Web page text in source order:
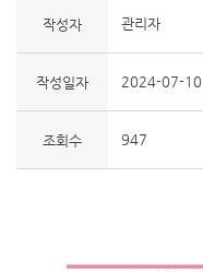
작성자 관리자
작성일자 2024-07-10
조회수 947